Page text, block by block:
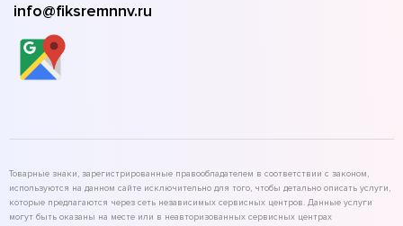
info@fiksremnnv.ru
Товарные знаки, зарегистрированные правообладателем в соответствии с законом,
используются на данном сайте исключительно для того, чтобы детально описать услуги,
которые предлагаются через сеть независимых сервисных центров. Данные услуги
могут быть оказаны на месте или в неавторизованных сервисных центрах